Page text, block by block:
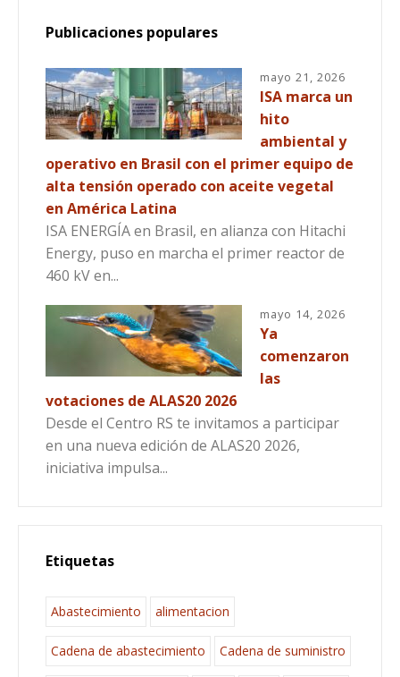
Publicaciones populares
mayo 21, 2026
ISA marca un
hito
ambiental y
operativo en Brasil con el primer equipo de
alta tensión operado con aceite vegetal
en América Latina
ISA ENERGÍA en Brasil, en alianza con Hitachi
Energy, puso en marcha el primer reactor de
460 kV en...
mayo 14, 2026
Ya
comenzaron
las
votaciones de ALAS20 2026
Desde el Centro RS te invitamos a participar
en una nueva edición de ALAS20 2026,
iniciativa impulsa...
Etiquetas
Abastecimiento alimentacion
Cadena de abastecimiento Cadena de suministro